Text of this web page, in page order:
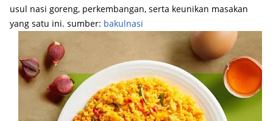
usul nasi goreng, perkembangan, serta keunikan masakan
yang satu ini. sumber: bakulnasi